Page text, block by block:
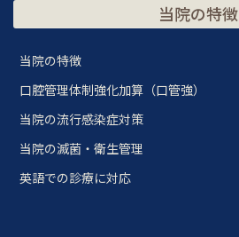
当院の特徴
当院の特徴
口腔管理体制強化加算（口管強）
当院の流行感染症対策
当院の滅菌・衛生管理
英語での診療に対応